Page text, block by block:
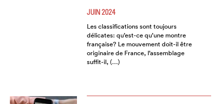
JUIN 2024
Les classifications sont toujours
délicates: qu’est-ce qu’une montre
française? Le mouvement doit-il être
originaire de France, l’assemblage
suffit-il, (…)